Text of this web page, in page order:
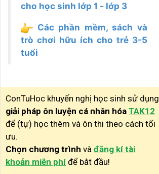
cho học sinh lớp 1 - lớp 3
Các phần mềm, sách và
trò chơi hữu ích cho trẻ 3-5
tuổi
ConTuHoc khuyến nghị học sinh sử dụng
giải pháp ôn luyện cá nhân hóa TAK12
để (tự) học thêm và ôn thi theo cách tối
ưu.
Chọn chương trình và đăng kí tài
khoản miễn phí để bắt đầu!